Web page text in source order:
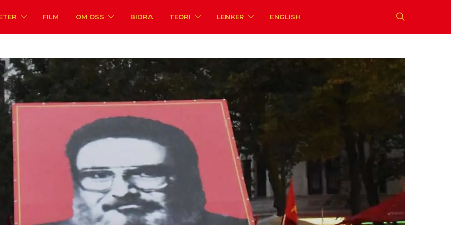
FILM OM OSS BIDRA TEORI LENKER ENGLISH